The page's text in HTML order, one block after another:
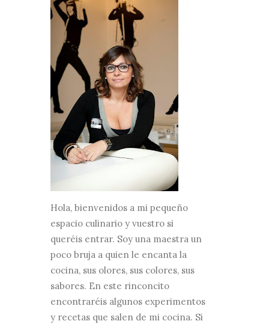
Hola, bienvenidos a mi pequeño
espacio culinario y vuestro si
queréis entrar. Soy una maestra un
poco bruja a quien le encanta la
cocina, sus olores, sus colores, sus
sabores. En este rinconcito
encontraréis algunos experimentos
y recetas que salen de mi cocina. Si